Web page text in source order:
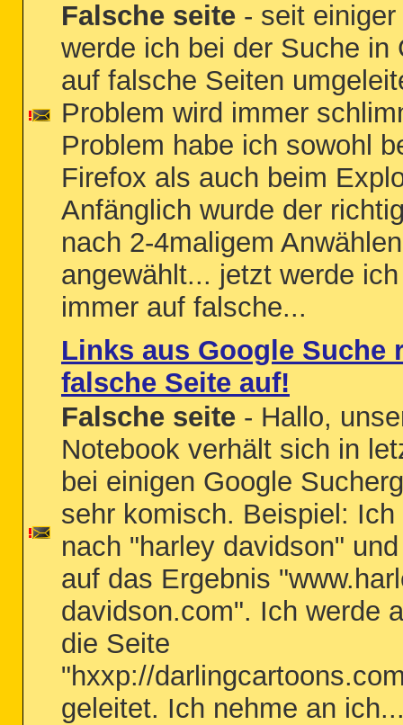
Falsche seite - seit
werde ich bei der Suche in
auf falsche Seiten
Problem wird immer
Problem habe ich sowohl
Firefox als auch beim
Anfänglich wurde der
nach 2-4maligem Anwählen
angewählt... jetzt werde
immer auf falsche...
Links aus Google Suche
falsche Seite auf!
Falsche seite - Hallo,
Notebook verhält sich in
bei einigen Google
sehr komisch. Beispiel: Ich
nach "harley davidson"
auf das Ergebnis
davidson.com". Ich werde
die Seite
"hxxp://
geleitet. Ich nehme an